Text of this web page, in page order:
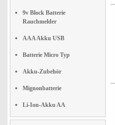
9v Block Batterie
Rauchmelder
AAA Akku USB
Batterie Micro Typ
Akku-Zubehör
Mignonbatterie
Li-Ion-Akku AA